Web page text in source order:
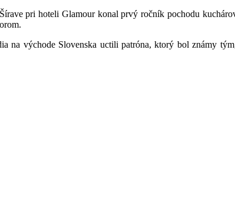
pri hoteli Glamour konal prvý ročník pochodu
východe Slovenska uctili patróna, ktorý bol známy